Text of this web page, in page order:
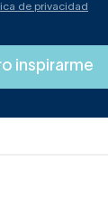
de privacidad